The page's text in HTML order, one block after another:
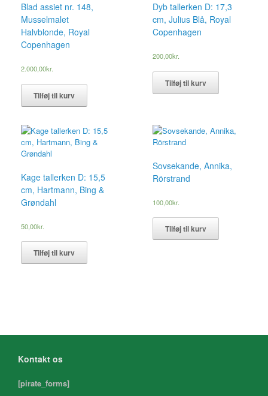
Blad assiet nr. 148,
Musselmalet
Halvblonde, Royal
Copenhagen
2.000,00kr.
Tilføj til kurv
Dyb tallerken D: 17,3
cm, Julius Blå, Royal
Copenhagen
200,00kr.
Tilføj til kurv
Kage tallerken D: 15,5
cm, Hartmann, Bing &
Grøndahl
50,00kr.
Tilføj til kurv
Sovsekande, Annika,
Rörstrand
100,00kr.
Tilføj til kurv
Kontakt os
[pirate_forms]